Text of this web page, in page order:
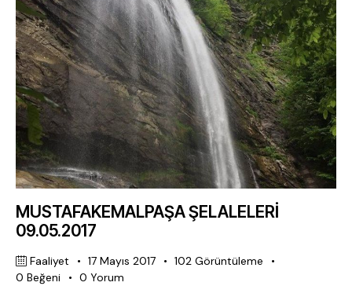
MUSTAFAKEMALPAŞA ŞELALELERİ
09.05.2017
Faaliyet 17 Mayıs 2017 102 Görüntüleme
0 Beğeni 0 Yorum